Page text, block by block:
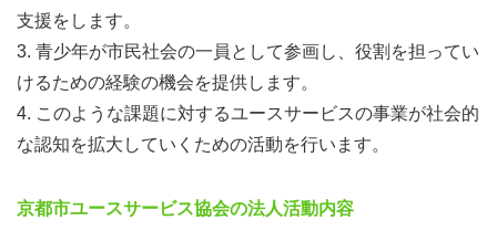
支援をします。
3. 青少年が市民社会の一員として参画し、役割を担ってい
けるための経験の機会を提供します。
4. このような課題に対するユースサービスの事業が社会的
な認知を拡大していくための活動を行います。
京都市ユースサービス協会の法人活動内容